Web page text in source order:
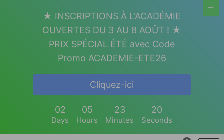
★ INSCRIPTIONS À L'ACADÉMIE
OUVERTES DU 3 AU 8 AOÛT ! ★
PRIX SPÉCIAL ÉTÉ avec Code
Promo ACADEMIE-ETE26
Cliquez-ici
02
Days
05
Hours
23
Minutes
20
Seconds